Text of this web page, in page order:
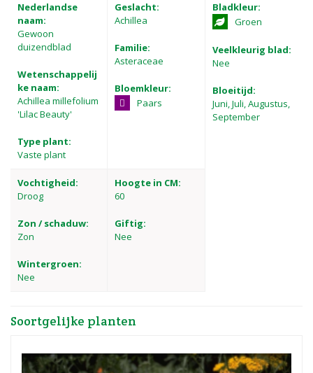
Nederlandse
naam:
Gewoon
duizendblad
Wetenschappelij
ke naam:
Achillea millefolium
'Lilac Beauty'
Type plant:
Vaste plant
Geslacht:
Achillea
Familie:
Asteraceae
Bloemkleur:
Paars
Bladkleur:
Groen
Veelkleurig blad:
Nee
Bloeitijd:
Juni, Juli, Augustus,
September
Vochtigheid:
Droog
Zon / schaduw:
Zon
Wintergroen:
Nee
Hoogte in CM:
60
Giftig:
Nee
Soortgelijke planten